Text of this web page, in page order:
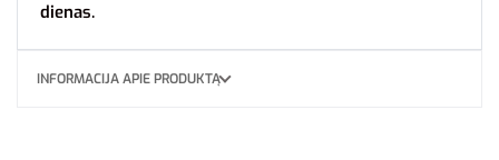
dienas.
INFORMACIJA APIE PRODUKTĄ